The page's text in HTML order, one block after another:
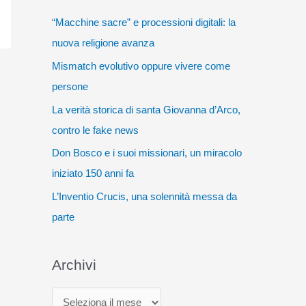
“Macchine sacre” e processioni digitali: la
nuova religione avanza
Mismatch evolutivo oppure vivere come
persone
La verità storica di santa Giovanna d’Arco,
contro le fake news
Don Bosco e i suoi missionari, un miracolo
iniziato 150 anni fa
L’Inventio Crucis, una solennità messa da
parte
Archivi